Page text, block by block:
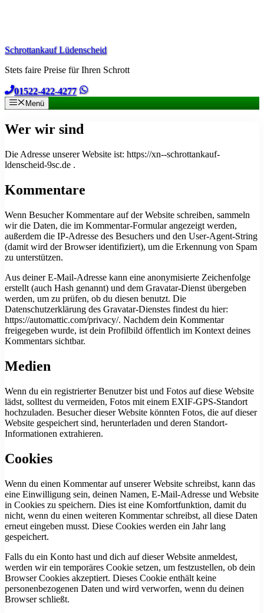
Schrottankauf Lüdenscheid
Stets faire Preise für Ihren Schrott
01522-422-4277
Menü
Wer wir sind
Die Adresse unserer Website ist: https://xn--schrottankauf-
ldenscheid-9sc.de .
Kommentare
Wenn Besucher Kommentare auf der Website schreiben, sammeln
wir die Daten, die im Kommentar-Formular angezeigt werden,
außerdem die IP-Adresse des Besuchers und den User-Agent-String
(damit wird der Browser identifiziert), um die Erkennung von Spam
zu unterstützen.
Aus deiner E-Mail-Adresse kann eine anonymisierte Zeichenfolge
erstellt (auch Hash genannt) und dem Gravatar-Dienst übergeben
werden, um zu prüfen, ob du diesen benutzt. Die
Datenschutzerklärung des Gravatar-Dienstes findest du hier:
https://automattic.com/privacy/. Nachdem dein Kommentar
freigegeben wurde, ist dein Profilbild öffentlich im Kontext deines
Kommentars sichtbar.
Medien
Wenn du ein registrierter Benutzer bist und Fotos auf diese Website
lädst, solltest du vermeiden, Fotos mit einem EXIF-GPS-Standort
hochzuladen. Besucher dieser Website könnten Fotos, die auf dieser
Website gespeichert sind, herunterladen und deren Standort-
Informationen extrahieren.
Cookies
Wenn du einen Kommentar auf unserer Website schreibst, kann das
eine Einwilligung sein, deinen Namen, E-Mail-Adresse und Website
in Cookies zu speichern. Dies ist eine Komfortfunktion, damit du
nicht, wenn du einen weiteren Kommentar schreibst, all diese Daten
erneut eingeben musst. Diese Cookies werden ein Jahr lang
gespeichert.
Falls du ein Konto hast und dich auf dieser Website anmeldest,
werden wir ein temporäres Cookie setzen, um festzustellen, ob dein
Browser Cookies akzeptiert. Dieses Cookie enthält keine
personenbezogenen Daten und wird verworfen, wenn du deinen
Browser schließt.